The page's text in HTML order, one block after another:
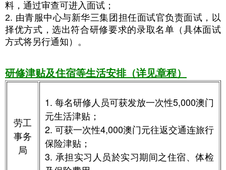
料，通过审查可进入面试；
2. 由青服中心与新华三集团 担任面试官负责面试，以
择优方式，选出符合研修要求的录取名单（具体面试
方式将另行通知）。
研修津贴及住宿等生活安排（详见章程）
劳工
事务
局
1. 每名研修人员可获发放一次性5,000澳门
元生活津贴；
2. 可获一次性4,000澳门元往返交通连旅行
保险津贴；
3. 承担实习人员於实习期间之住宿、体检